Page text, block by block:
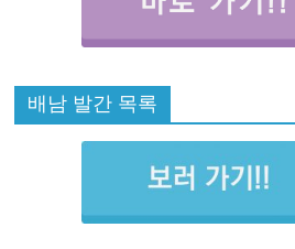
배남 발간 목록